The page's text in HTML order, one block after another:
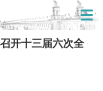
开十三届六次全